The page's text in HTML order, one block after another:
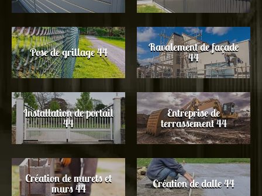
Pose de grillage 44 Ravalement de façade
44
Installation de portail
44
Entreprise de
terrassement 44
Création de murets et
murs 44 Création de dalle 44